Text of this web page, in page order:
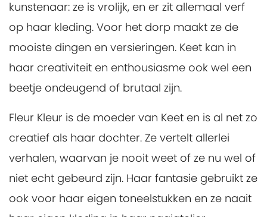
kunstenaar: ze is vrolijk, en er zit allemaal verf
op haar kleding. Voor het dorp maakt ze de
mooiste dingen en versieringen. Keet kan in
haar creativiteit en enthousiasme ook wel een
beetje ondeugend of brutaal zijn.
Fleur Kleur is de moeder van Keet en is al net zo
creatief als haar dochter. Ze vertelt allerlei
verhalen, waarvan je nooit weet of ze nu wel of
niet echt gebeurd zijn. Haar fantasie gebruikt ze
ook voor haar eigen toneelstukken en ze naait